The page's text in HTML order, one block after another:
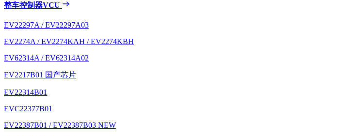
整车控制器VCU
EV22297A / EV22297A03
EV2274A / EV2274KAH / EV2274KBH
EV62314A / EV62314A02
EV2217B01 国产芯片
EV22314B01
EVC22377B01
EV22387B01 / EV22387B03 NEW